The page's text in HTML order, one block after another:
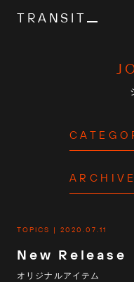
TRANSIT
ARCHIVE
TOPICS 2020.07.11
New Release
オリジナルアイテム